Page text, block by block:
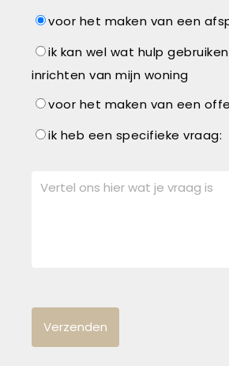
voor het maken van een
ik kan wel wat hulp
inrichten van mijn woning
voor het maken van een
ik heb een specifieke vraag: